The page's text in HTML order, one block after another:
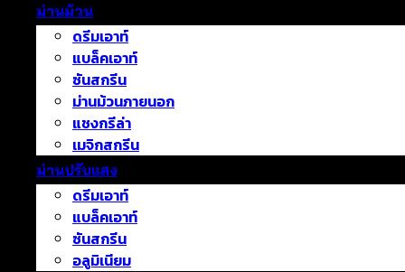
ม่านม้วน
ดรีมเอาท์
แบล็คเอาท์
ซันสกรีน
ม่านม้วนภายนอก
แชงกรีล่า
เมจิกสกรีน
ม่านปรับแสง
ดรีมเอาท์
แบล็คเอาท์
ซันสกรีน
อลูมิเนียม